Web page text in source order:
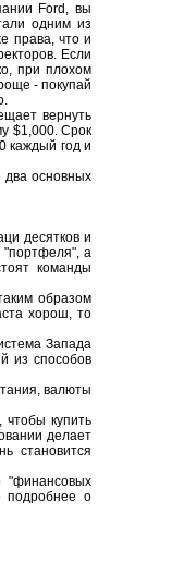
Ford, вы
одним из
права, что и
Если
при плохом
- покупай
вернуть
$1,000. Срок
каждый год и
два основных
десятков и
"портфеля", а
команды
образом
хорош, то
Запада
из способов
валюты
купить
делает
становится
"финансовых
подробнее о